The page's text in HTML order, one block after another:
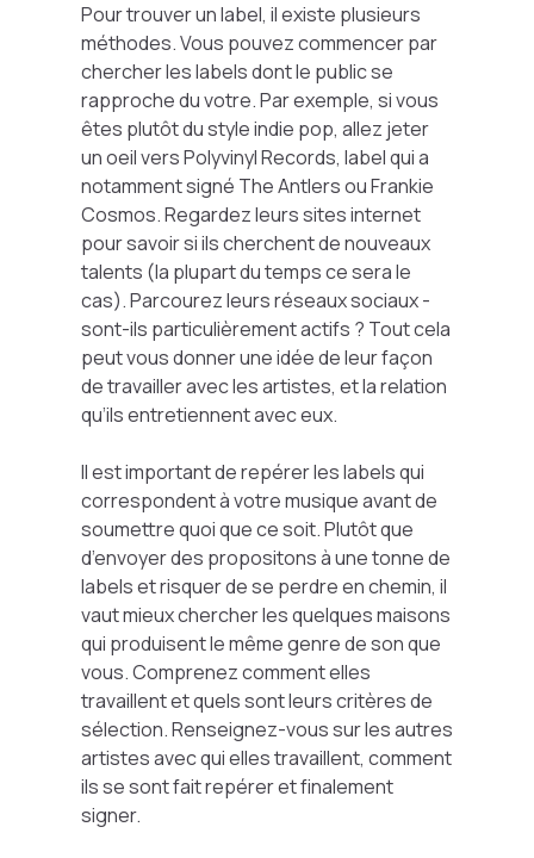
Pour trouver un label, il existe plusieurs
méthodes. Vous pouvez commencer par
chercher les labels dont le public se
rapproche du votre. Par exemple, si vous
êtes plutôt du style indie pop, allez jeter
un oeil vers Polyvinyl Records, label qui a
notamment signé The Antlers ou Frankie
Cosmos. Regardez leurs sites internet
pour savoir si ils cherchent de nouveaux
talents (la plupart du temps ce sera le
cas). Parcourez leurs réseaux sociaux -
sont-ils particulièrement actifs ? Tout cela
peut vous donner une idée de leur façon
de travailler avec les artistes, et la relation
qu’ils entretiennent avec eux.
Il est important de repérer les labels qui
correspondent à votre musique avant de
soumettre quoi que ce soit. Plutôt que
d’envoyer des propositons à une tonne de
labels et risquer de se perdre en chemin, il
vaut mieux chercher les quelques maisons
qui produisent le même genre de son que
vous. Comprenez comment elles
travaillent et quels sont leurs critères de
sélection. Renseignez-vous sur les autres
artistes avec qui elles travaillent, comment
ils se sont fait repérer et finalement
signer.